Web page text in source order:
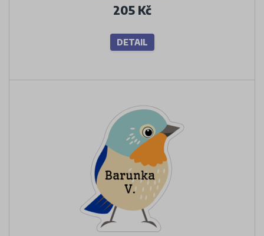
205 Kč
DETAIL